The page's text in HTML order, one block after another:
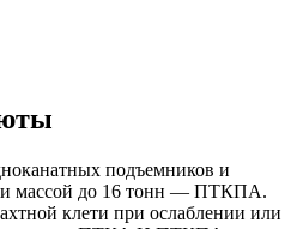
подъемников и
массой до 16 тонн — ПТКПА.
клети при ослаблении или